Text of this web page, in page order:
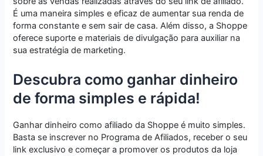
É uma maneira simples e eficaz de aumentar sua renda de
forma constante e sem sair de casa. Além disso, a Shoppe
oferece suporte e materiais de divulgação para auxiliar na
sua estratégia de marketing.
Descubra como ganhar dinheiro
de forma simples e rápida!
Ganhar dinheiro como afiliado da Shoppe é muito simples.
Basta se inscrever no Programa de Afiliados, receber o seu
link exclusivo e começar a promover os produtos da loja